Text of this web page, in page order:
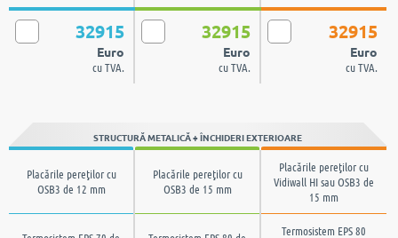
32915
Euro
cu TVA.
32915
Euro
cu TVA.
32915
Euro
cu TVA.
STRUCTURĂ METALICĂ + ÎNCHIDERI EXTERIOARE
Placările pereţilor cu
OSB3 de 12 mm
Placările pereţilor cu
OSB3 de 15 mm
Placările pereţilor cu
Vidiwall HI sau OSB3 de
15 mm
Termosistem EPS 80